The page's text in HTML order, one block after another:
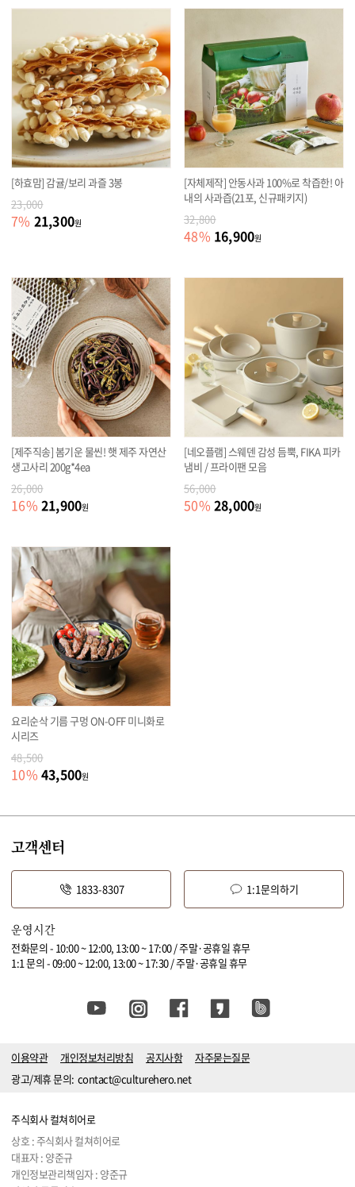
[하효맘] 감귤/보리 과즐 3봉
23,000
7% 21,300원
[자체제작] 안동사과 100%로 착즙한! 아
내의 사과즙(21포, 신규패키지)
32,800
48% 16,900원
[제주직송] 봄기운 물씬! 햇 제주 자연산
생고사리 200g*4ea
26,000
16% 21,900원
[네오플램] 스웨덴 감성 듬뿍, FIKA 피카
냄비 / 프라이팬 모음
56,000
50% 28,000원
요리순삭 기름 구멍 ON-OFF 미니화로
시리즈
48,500
10% 43,500원
고객센터
1833-8307 1:1문의하기
운영시간
전화문의 - 10:00 ~ 12:00, 13:00 ~ 17:00 / 주말·공휴일 휴무
1:1 문의 - 09:00 ~ 12:00, 13:00 ~ 17:30 / 주말·공휴일 휴무
이용약관 개인정보처리방침 공지사항
자주묻는질문
광고/제휴 문의: contact@culturehero.net
주식회사 컬쳐히어로
상호 : 주식회사 컬쳐히어로
대표자 : 양준규
개인정보관리책임자 : 양준규